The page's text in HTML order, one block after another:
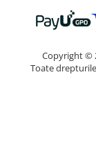
Copyright ©
Toate